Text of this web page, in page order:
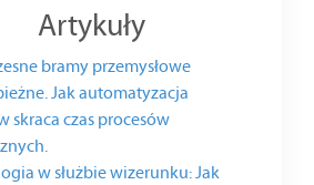
Artykuły
bramy przemysłowe
Jak automatyzacja
skraca czas procesów
w służbie wizerunku: Jak